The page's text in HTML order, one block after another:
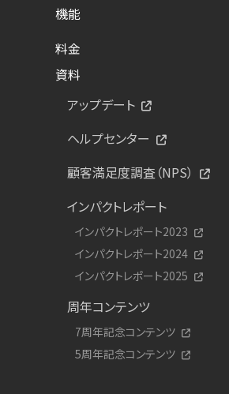
機能
料金
資料
アップデート
ヘルプセンター
顧客満足度調査（NPS）
インパクトレポート
インパクトレポート2023
インパクトレポート2024
インパクトレポート2025
周年コンテンツ
7周年記念コンテンツ
5周年記念コンテンツ